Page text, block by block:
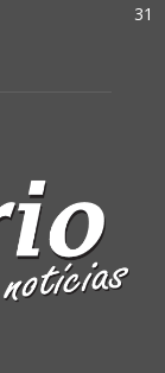
31